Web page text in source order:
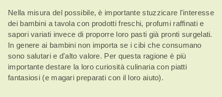
Nella misura del possibile, è importante stuzzicare l'interesse
dei bambini a tavola con prodotti freschi, profumi raffinati e
sapori variati invece di proporre loro pasti già pronti surgelati.
In genere ai bambini non importa se i cibi che consumano
sono salutari e d'alto valore. Per questa ragione è più
importante destare la loro curiosità culinaria con piatti
fantasiosi (e magari preparati con il loro aiuto).